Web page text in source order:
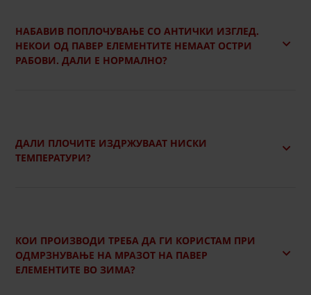
НАБАВИВ ПОПЛОЧУВАЊЕ СО АНТИЧКИ ИЗГЛЕД.
НЕКОИ ОД ПАВЕР ЕЛЕМЕНТИТЕ НЕМААТ ОСТРИ
РАБОВИ. ДАЛИ Е НОРМАЛНО?
ДАЛИ ПЛОЧИТЕ ИЗДРЖУВААТ НИСКИ
ТЕМПЕРАТУРИ?
КОИ ПРОИЗВОДИ ТРЕБА ДА ГИ КОРИСТАМ ПРИ
ОДМРЗНУВАЊЕ НА МРАЗОТ НА ПАВЕР
ЕЛЕМЕНТИТЕ ВО ЗИМА?